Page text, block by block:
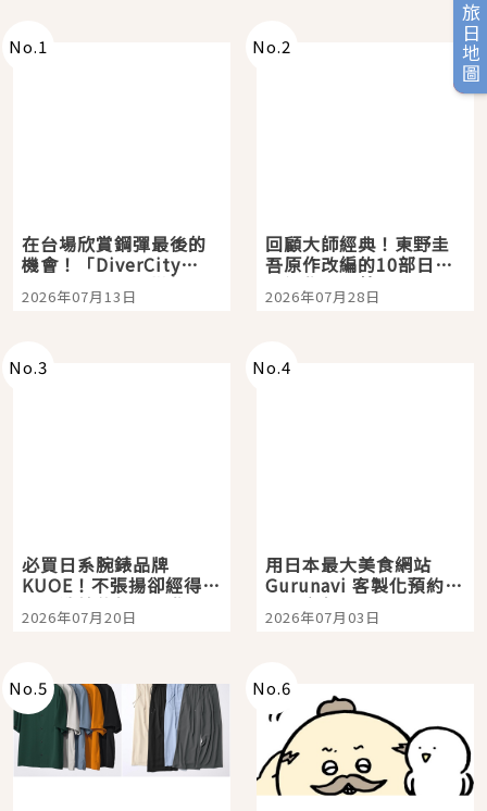
旅日地圖
No.1
在台場欣賞鋼彈最後的
機會！「DiverCity
Tokyo Plaza」搭船、
購物、美食及夜景，一
2026年07月13日
No.2
回顧大師經典！東野圭
吾原作改編的10部日本
影視作品推薦
2026年07月28日
No.3
必買日系腕錶品牌
KUOE！不張揚卻經得起
時間洗鍊的經典之作五
選
2026年07月20日
No.4
用日本最大美食網站
Gurunavi 客製化預約九
大都市餐廳，打造專屬
美食體驗！
2026年07月03日
No.5 No.6